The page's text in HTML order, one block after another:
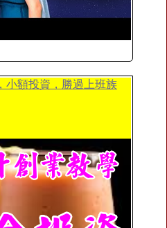
小額投資，勝過上班族